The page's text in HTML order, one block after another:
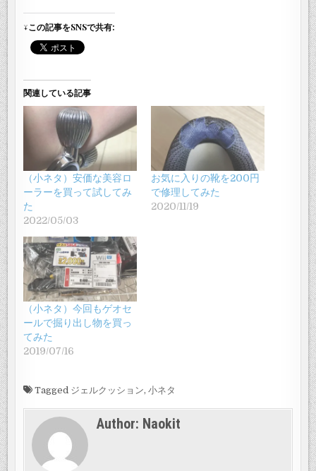
↓この記事をSNSで共有:
関連している記事
（小ネタ）安価な美容ロ
ーラーを買って試してみ
た
2022/05/03
お気に入りの靴を200円
で修理してみた
2020/11/19
（小ネタ）今回もゲオセ
ールで掘り出し物を買っ
てみた
2019/07/16
Tagged ジェルクッション,小ネタ
Author: Naokit